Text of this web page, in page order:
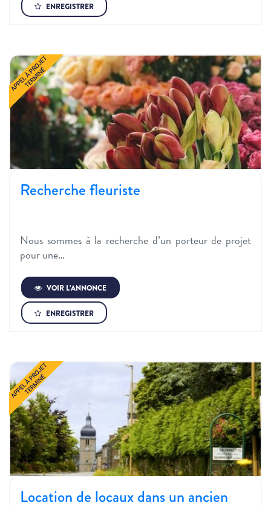
ENREGISTRER
Recherche fleuriste
Nous sommes à la recherche d’un porteur de projet
pour une…
VOIR L’ANNONCE
ENREGISTRER
Location de locaux dans un ancien